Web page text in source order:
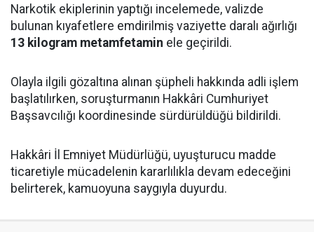
Narkotik ekiplerinin yaptığı incelemede, valizde
bulunan kıyafetlere emdirilmiş vaziyette daralı ağırlığı
13 kilogram metamfetamin ele geçirildi.
Olayla ilgili gözaltına alınan şüpheli hakkında adli işlem
başlatılırken, soruşturmanın Hakkâri Cumhuriyet
Başsavcılığı koordinesinde sürdürüldüğü bildirildi.
Hakkâri İl Emniyet Müdürlüğü, uyuşturucu madde
ticaretiyle mücadelenin kararlılıkla devam edeceğini
belirterek, kamuoyuna saygıyla duyurdu.